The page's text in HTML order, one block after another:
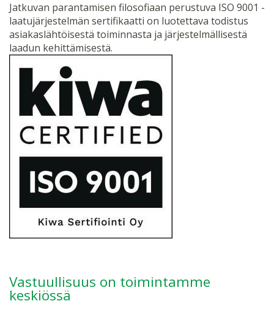
Jatkuvan parantamisen filosofiaan perustuva ISO 9001 -
laatujärjestelmän sertifikaatti on luotettava todistus
asiakaslähtöisestä toiminnasta ja järjestelmällisestä
laadun kehittämisestä.
Vastuullisuus on toimintamme
keskiössä